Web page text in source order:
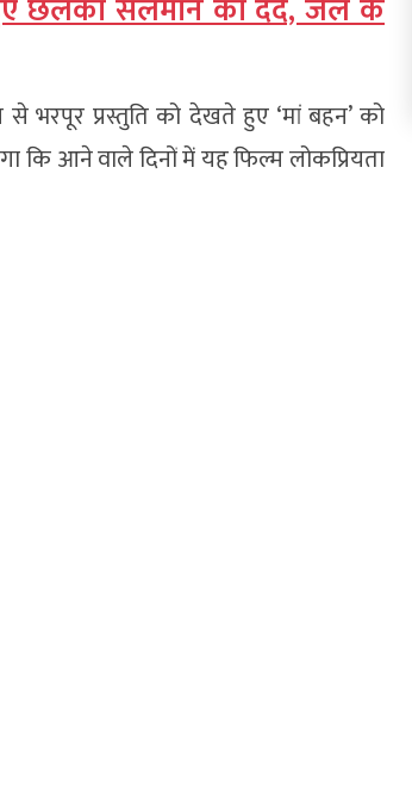
छलका सलमान का दर्द, जेल के
भरपूर प्रस्तुति को देखते हुए ‘मां बहन’ को
कि आने वाले दिनों में यह फिल्म लोकप्रियता